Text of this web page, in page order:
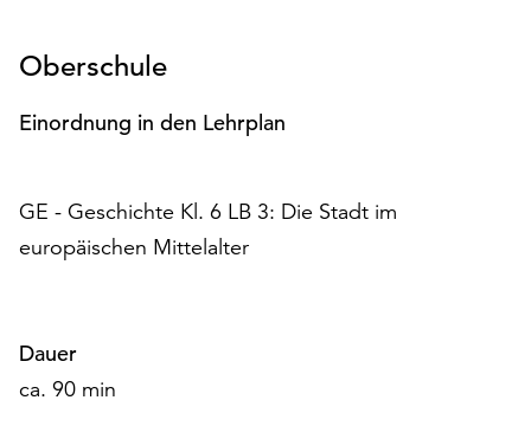
und
widerrufen.
steht
Ende
der
Seite
„Cookie-
Einstellungen“
zur
Oberschule
Einordnung in den Lehrplan
GE - Geschichte Kl. 6 LB 3: Die Stadt im
europäischen Mittelalter
Dauer
ca. 90 min